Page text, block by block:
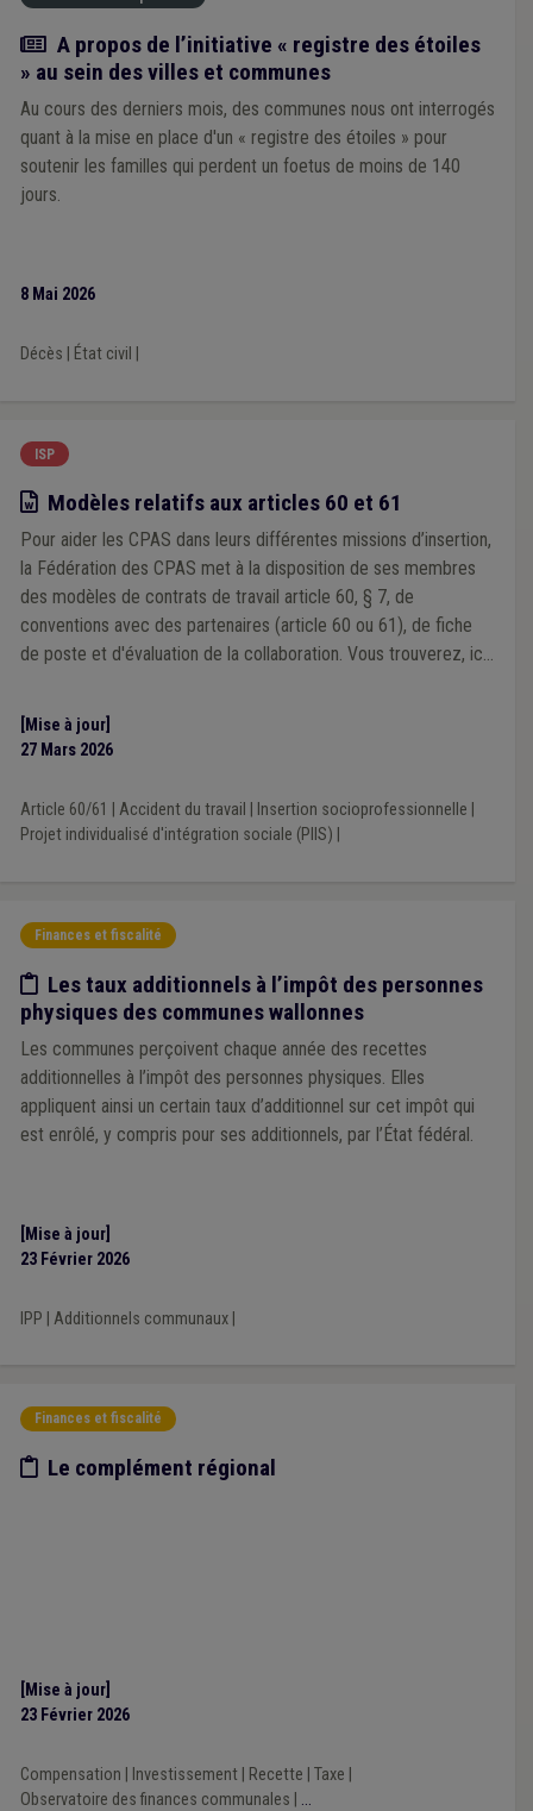
Actualité
A propos de l’initiative « registre des étoiles
» au sein des villes et communes
Au cours des derniers mois, des communes nous ont interrogés
quant à la mise en place d'un « registre des étoiles » pour
soutenir les familles qui perdent un foetus de moins de 140
jours.
8 Mai 2026
Décès État civil
ISP
Modèle
Modèles relatifs aux articles 60 et 61
Pour aider les CPAS dans leurs différentes missions d’insertion,
la Fédération des CPAS met à la disposition de ses membres
des modèles de contrats de travail article 60, § 7, de
conventions avec des partenaires (article 60 ou 61), de fiche
de poste et d'évaluation de la collaboration. Vous trouverez, ici,
disposition pour les "Article 60, § 7". Les modèles de
conventions ont été adaptés suite à la réforme de 2025.
[Mise à jour]
27 Mars 2026
Article 60/61 Accident du travail Insertion socioprofessionnelle
Projet individualisé d'intégration sociale (PIIS)
Finances et fiscalité
Etude/chiffres
Les taux additionnels à l’impôt des personnes
physiques des communes wallonnes
Les communes perçoivent chaque année des recettes
additionnelles à l’impôt des personnes physiques. Elles
appliquent ainsi un certain taux d’additionnel sur cet impôt qui
est enrôlé, y compris pour ses additionnels, par l’État fédéral.
[Mise à jour]
23 Février 2026
IPP Additionnels communaux|
Finances et fiscalité
Etude/chiffres
Le complément régional
[Mise à jour]
23 Février 2026
Compensation Investissement| Recette Taxe
Observatoire des finances communales
...